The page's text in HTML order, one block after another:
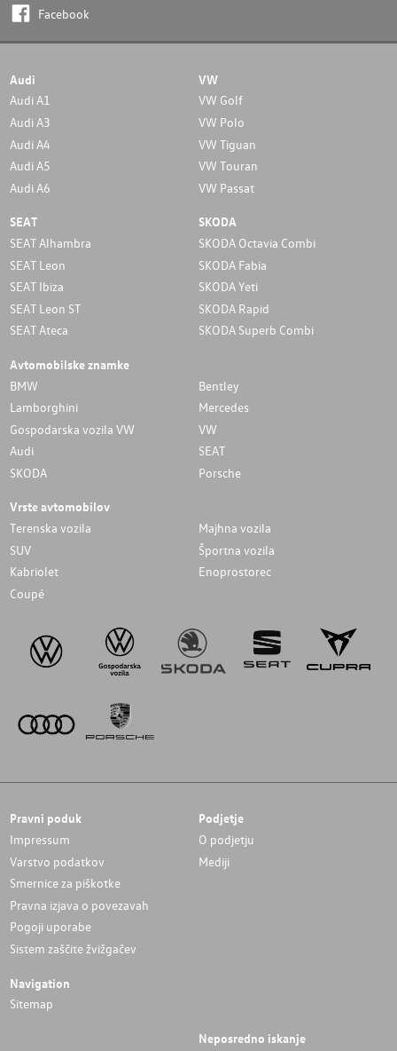
Facebook
Audi
Audi A1
Audi A3
Audi A4
Audi A5
Audi A6
VW
VW Golf
VW Polo
VW Tiguan
VW Touran
VW Passat
SEAT
SEAT Alhambra
SEAT Leon
SEAT Ibiza
SEAT Leon ST
SEAT Ateca
SKODA
SKODA Octavia Combi
SKODA Fabia
SKODA Yeti
SKODA Rapid
SKODA Superb Combi
Avtomobilske znamke
BMW
Bentley
Lamborghini
Mercedes
Gospodarska vozila VW
VW
Audi
SEAT
SKODA
Porsche
Vrste avtomobilov
Terenska vozila
Majhna vozila
SUV
Športna vozila
Kabriolet
Enoprostorec
Coupé
Pravni poduk
Impressum
Varstvo podatkov
Smernice za piškotke
Pravna izjava o povezavah
Pogoji uporabe
Sistem zaščite žvižgačev
Podjetje
O podjetju
Mediji
Navigation
Sitemap
Neposredno iskanje